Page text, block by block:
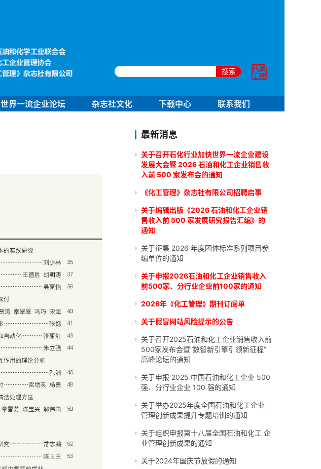
搜索
世界一流企业论坛 杂志社文化 下载中心 联系我们
最新消息
关于召开石化行业加快世界一流企业建设
发展大会暨 2026 石油和化工企业销售收
入前 500 家发布会的通知
《化工管理》杂志社有限公司招聘启事
关于编辑出版《2026 石油和化工企业销
售收入前 500 家发展研究报告汇编》的
通知
关于征集 2026 年度团体标准系列项目参
编单位的通知
关于申报2026石油和化工企业销售收入
前500家、分行业企业前100家的通知
2026年《化工管理》期刊订阅单
关于假冒网站风险提示的公告
关于召开2025石油和化工企业销售收入前
500家发布会暨“数智新引擎引领新征程”
高峰论坛的通知
关于申报 2025 中国石油和化工企业 500
强、分行业企业 100 强的通知
关于举办2025年度全国石油和化工企业
管理创新成果提升专题培训的通知
关于组织申报第十八届全国石油和化工 企
业管理创新成果的通知
关于2024年国庆节放假的通知